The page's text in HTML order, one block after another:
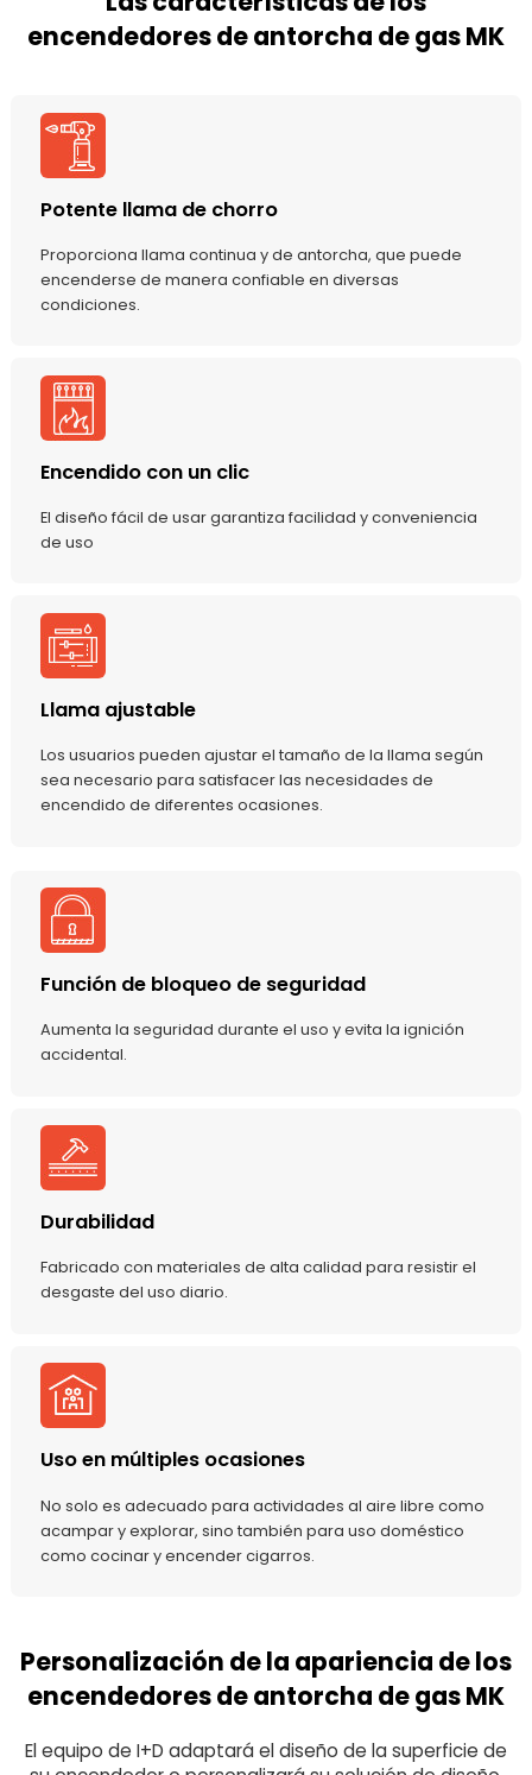
encendedores de antorcha de gas MK
Potente llama de chorro
Proporciona llama continua y de antorcha, que puede
encenderse de manera confiable en diversas
condiciones.
Encendido con un clic
El diseño fácil de usar garantiza facilidad y conveniencia
de uso
Llama ajustable
Los usuarios pueden ajustar el tamaño de la llama según
sea necesario para satisfacer las necesidades de
encendido de diferentes ocasiones.
Función de bloqueo de seguridad
Aumenta la seguridad durante el uso y evita la ignición
accidental.
Durabilidad
Fabricado con materiales de alta calidad para resistir el
desgaste del uso diario.
Uso en múltiples ocasiones
No solo es adecuado para actividades al aire libre como
acampar y explorar, sino también para uso doméstico
como cocinar y encender cigarros.
Personalización de la apariencia de los
encendedores de antorcha de gas MK
El equipo de I+D adaptará el diseño de la superficie de